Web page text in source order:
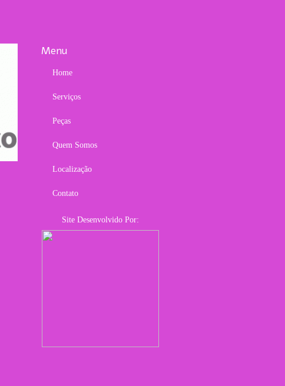
Menu
Home
Serviços
Peças
Quem Somos
Localização
Contato
Site Desenvolvido Por: